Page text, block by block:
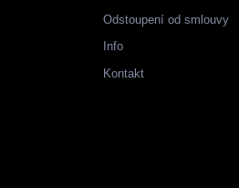
Odstoupení od smlouvy
Info
Kontakt